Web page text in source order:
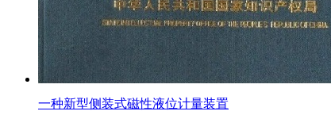
一种新型侧装式磁性液位计量装置